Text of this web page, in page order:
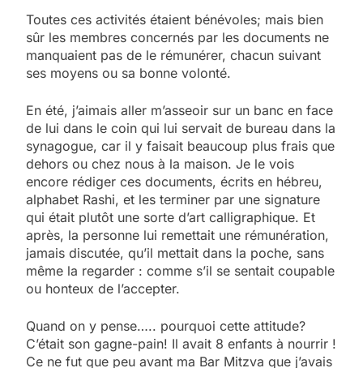
Toutes ces activités étaient bénévoles; mais bien
sûr les membres concernés par les documents ne
manquaient pas de le rémunérer, chacun suivant
ses moyens ou sa bonne volonté.
En été, j’aimais aller m’asseoir sur un banc en face
de lui dans le coin qui lui servait de bureau dans la
synagogue, car il y faisait beaucoup plus frais que
dehors ou chez nous à la maison. Je le vois
encore rédiger ces documents, écrits en hébreu,
alphabet Rashi, et les terminer par une signature
qui était plutôt une sorte d’art calligraphique. Et
après, la personne lui remettait une rémunération,
jamais discutée, qu’il mettait dans la poche, sans
même la regarder : comme s’il se sentait coupable
ou honteux de l’accepter.
Quand on y pense….. pourquoi cette attitude?
C’était son gagne-pain! Il avait 8 enfants à nourrir !
Ce ne fut que peu avant ma Bar Mitzva que j’avais